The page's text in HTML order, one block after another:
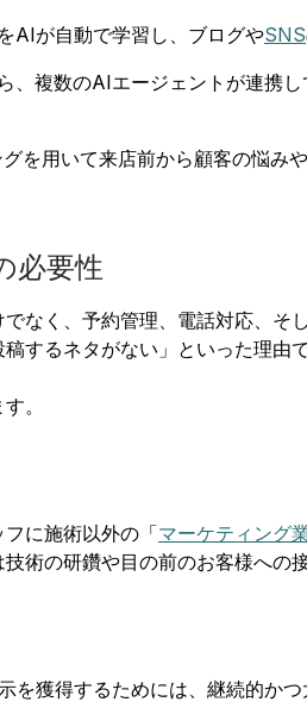
AIが自動で学習し、ブログやSNS
、複数のAIエージェントが連
を用いて来店前から顧客の悩み
必要性
なく、予約管理、電話対応、そ
するネタがない」といった理由
。
に施術以外の「マーケティング
術の研鑽や目の前のお客様へ
を獲得するためには、継続的か